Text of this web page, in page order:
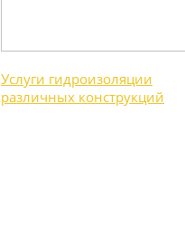
Услуги гидроизоляции
различных конструкций